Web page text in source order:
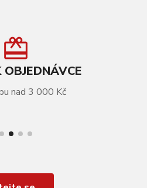
OBJEDNÁVCE
nad 3 000 Kč